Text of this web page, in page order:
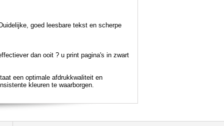
goed leesbare tekst en scherpe
dan ooit ? u print pagina's in zwart
een optimale afdrukkwaliteit en
kleuren te waarborgen.